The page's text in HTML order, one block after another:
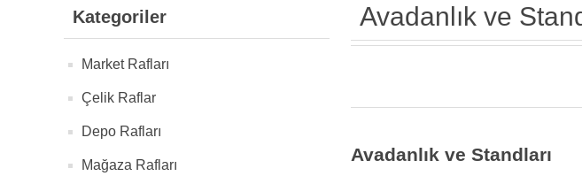
Kategoriler
Market Rafları
Çelik Raflar
Depo Rafları
Mağaza Rafları
Avadanlık ve
Avadanlık ve Standları